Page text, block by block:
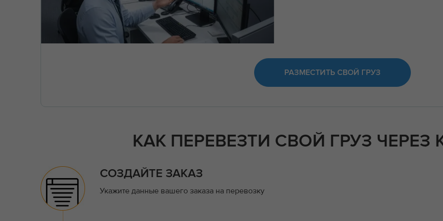
РАЗМЕСТИТЬ СВОЙ ГРУЗ
КАК ПЕРЕВЕЗТИ СВОЙ ГРУЗ ЧЕРЕЗ
СОЗДАЙТЕ ЗАКАЗ
Укажите данные вашего заказа на перевозку